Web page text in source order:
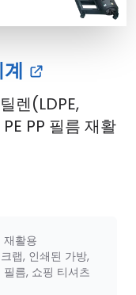
렌(LDPE,
PP 필름 재활
재활용
랩, 인쇄된 가방,
름, 쇼핑 티셔츠